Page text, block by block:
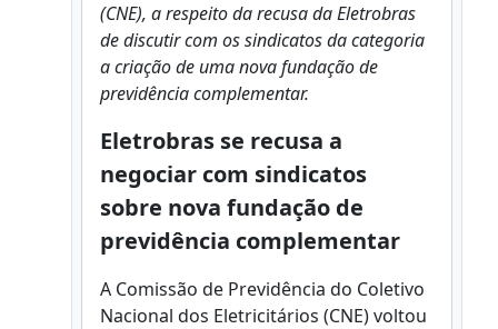
(CNE), a respeito da recusa da Eletrobras
de discutir com os sindicatos da categoria
a criação de uma nova fundação de
previdência complementar.
Eletrobras se recusa a
negociar com sindicatos
sobre nova fundação de
previdência complementar
A Comissão de Previdência do Coletivo
Nacional dos Eletricitários (CNE) voltou